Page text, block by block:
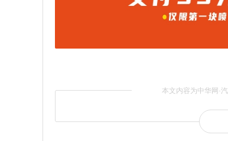
本文内容为中华网·